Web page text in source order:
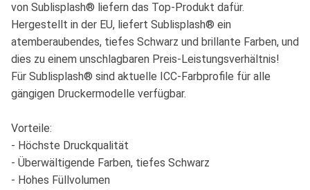
von Sublisplash® liefern das Top-Produkt dafür.
Hergestellt in der EU, liefert Sublisplash® ein
atemberaubendes, tiefes Schwarz und brillante Farben, und
dies zu einem unschlagbaren Preis-Leistungsverhältnis!
Für Sublisplash® sind aktuelle ICC-Farbprofile für alle
gängigen Druckermodelle verfügbar.
Vorteile:
- Höchste Druckqualität
- Überwältigende Farben, tiefes Schwarz
- Hohes Füllvolumen